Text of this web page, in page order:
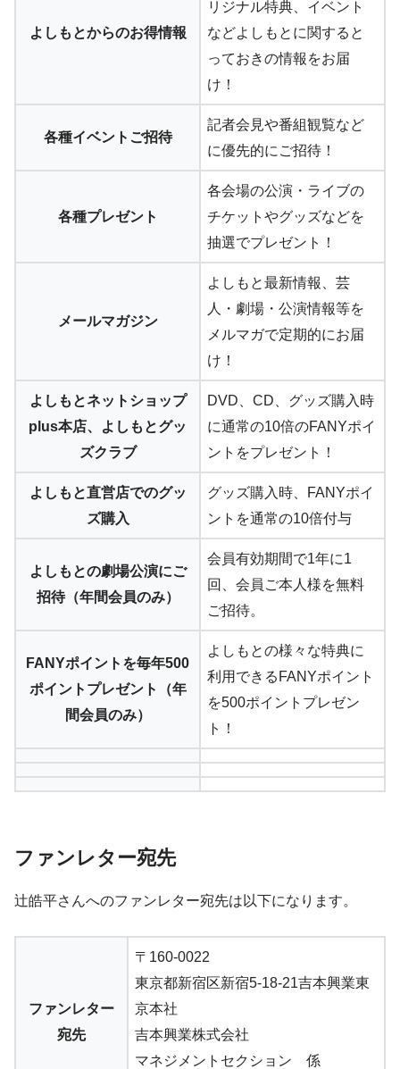
よしもとからのお得情報
リジナル特典、イベント
などよしもとに関すると
っておきの情報をお届
け！
各種イベントご招待
記者会見や番組観覧など
に優先的にご招待！
各種プレゼント
各会場の公演・ライブの
チケットやグッズなどを
抽選でプレゼント！
メールマガジン
よしもと最新情報、芸
人・劇場・公演情報等を
メルマガで定期的にお届
け！
よしもとネットショップ
plus本店、よしもとグッ
ズクラブ
DVD、CD、グッズ購入時
に通常の10倍のFANYポイ
ントをプレゼント！
よしもと直営店でのグッ
ズ購入
グッズ購入時、FANYポイ
ントを通常の10倍付与
よしもとの劇場公演にご
招待（年間会員のみ）
会員有効期間で1年に1
回、会員ご本人様を無料
ご招待。
FANYポイントを毎年500
ポイントプレゼント（年
間会員のみ）
よしもとの様々な特典に
利用できるFANYポイント
を500ポイントプレゼン
ト！
ファンレター宛先
辻皓平さんへのファンレター宛先は以下になります。
ファンレター
宛先
〒160-0022
東京都新宿区新宿5-18-21吉本興業東
京本社
吉本興業株式会社
マネジメントセクション 係